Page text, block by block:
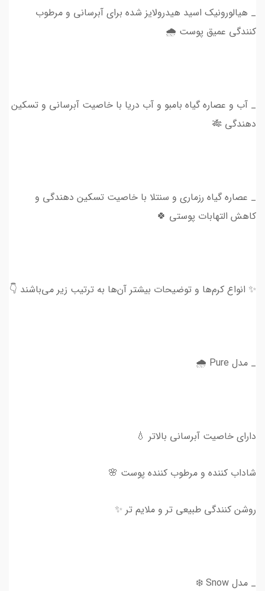
_ هیالورونیک اسید هیدرولایز شده برای آبرسانی و مرطوب
کنندگی عمیق پوست 🌧
_ آب و عصاره گیاه بامبو و آب دریا با خاصیت آبرسانی و تسکین
دهندگی 🎋
_ عصاره گیاه رزماری و سنتلا با خاصیت تسکین دهندگی و
کاهش التهابات پوستی 🍀
✨ انواع کرم‌ها و توضیحات بیشتر آن‌ها به ترتیب زیر می‌باشند 👇
_ مدل Pure 🌧
دارای خاصیت آبرسانی بالاتر 💧
شاداب کننده و مرطوب کننده پوست 🌸
روشن کنندگی طبیعی تر و ملایم تر ✨
_ مدل Snow ❄️